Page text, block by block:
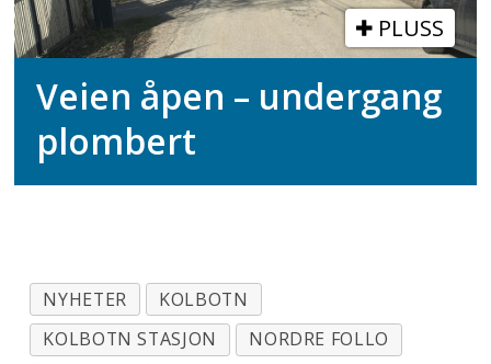
PLUSS
Veien åpen – undergang
plombert
NYHETER
KOLBOTN
KOLBOTN STASJON
NORDRE FOLLO